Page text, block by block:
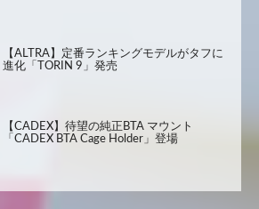
【ALTRA】定番ランキングモデルがタフに
進化「TORIN 9」発売
【CADEX】待望の純正BTA マウント
「CADEX BTA Cage Holder」登場